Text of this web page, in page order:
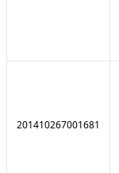
201410267001681